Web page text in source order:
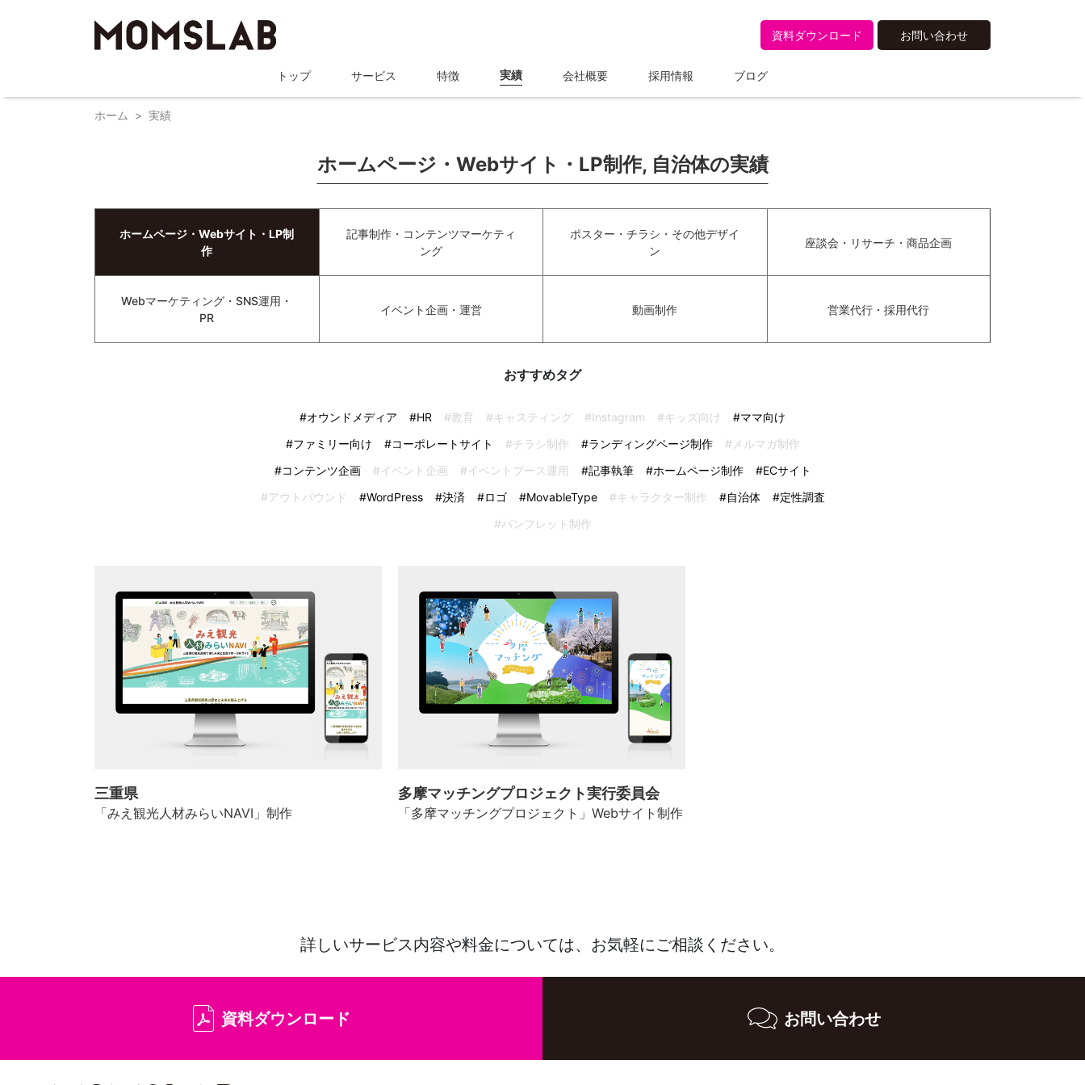
資料ダウンロード お問い合わせ
トップ サービス 特徴 実績 会社概要 採用情報 ブログ
ホーム 実績
ホームページ・Webサイト・LP制作, 自治体の実績
ホームページ・Webサイト・LP制
作
記事制作・コンテンツマーケティ
ング
ポスター・チラシ・その他デザイ
ン
座談会・リサーチ・商品企画
Webマーケティング・SNS運用・
PR
イベント企画・運営 動画制作 営業代行・採用代行
おすすめタグ
#オウンドメディア #HR #教育 #キャスティング #Instagram #キッズ向け
#ママ向け
#ファミリー向け
#コーポレートサイト #チラシ制作 #ランディングページ制作
#メルマガ制作
#コンテンツ企画
#イベント企画 #イベントブース運用 #記事執筆 #ホームページ制作
#ECサイト
#アウトバウンド
#WordPress #決済 #ロゴ #MovableType #キャラクター制作 #自治体
#定性調査
#パンフレット制作
三重県
「みえ観光人材みらいNAVI」制作
多摩マッチングプロジェクト実行委員会
「多摩マッチングプロジェクト」Webサイト制作
詳しいサービス内容や料金については、 お気軽にご相談ください。
資料ダウンロード お問い合わせ